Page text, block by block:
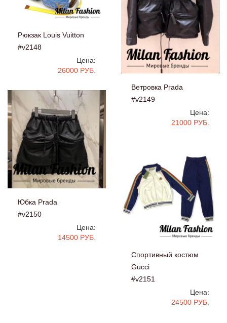
Рюкзак Louis Vuitton
#v2148
Цена:
26000 РУБ.
Ветровка Prada
#v2149
Цена:
21000 РУБ.
Юбка Prada
#v2150
Цена:
14500 РУБ.
Спортивный костюм
Gucci
#v2151
Цена:
24500 РУБ.